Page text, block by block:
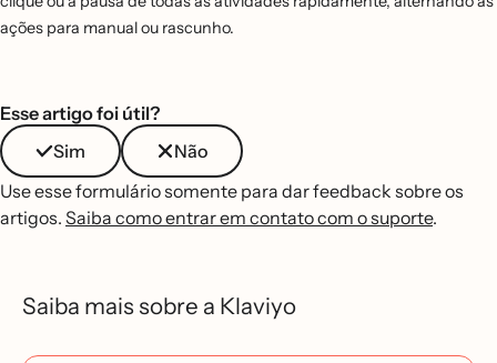
ações para manual ou rascunho.
Esse artigo foi útil?
Sim
Não
Use esse formulário somente para dar feedback sobre os
artigos. Saiba como entrar em contato com o suporte.
Saiba mais sobre a Klaviyo